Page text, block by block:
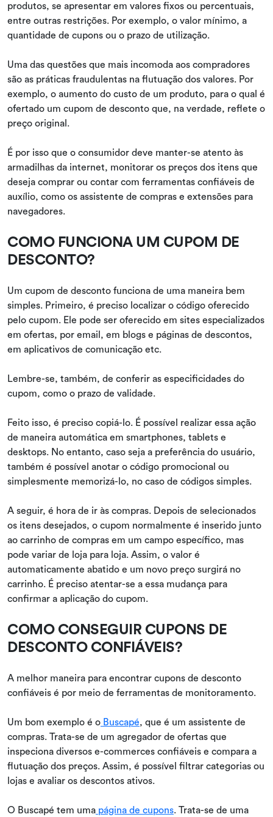
produtos, se apresentar em valores fixos ou percentuais,
entre outras restrições. Por exemplo, o valor mínimo, a
quantidade de cupons ou o prazo de utilização.
Uma das questões que mais incomoda aos compradores
são as práticas fraudulentas na flutuação dos valores. Por
exemplo, o aumento do custo de um produto, para o qual é
ofertado um cupom de desconto que, na verdade, reflete o
preço original.
É por isso que o consumidor deve manter-se atento às
armadilhas da internet, monitorar os preços dos itens que
deseja comprar ou contar com ferramentas confiáveis de
auxílio, como os assistente de compras e extensões para
navegadores.
COMO FUNCIONA UM CUPOM DE
DESCONTO?
Um cupom de desconto funciona de uma maneira bem
simples. Primeiro, é preciso localizar o código oferecido
pelo cupom. Ele pode ser oferecido em sites especializados
em ofertas, por email, em blogs e páginas de descontos,
em aplicativos de comunicação etc.
Lembre-se, também, de conferir as especificidades do
cupom, como o prazo de validade.
Feito isso, é preciso copiá-lo. É possível realizar essa ação
de maneira automática em smartphones, tablets e
desktops. No entanto, caso seja a preferência do usuário,
também é possível anotar o código promocional ou
simplesmente memorizá-lo, no caso de códigos simples.
A seguir, é hora de ir às compras. Depois de selecionados
os itens desejados, o cupom normalmente é inserido junto
ao carrinho de compras em um campo específico, mas
pode variar de loja para loja. Assim, o valor é
automaticamente abatido e um novo preço surgirá no
carrinho. É preciso atentar-se a essa mudança para
confirmar a aplicação do cupom.
COMO CONSEGUIR CUPONS DE
DESCONTO CONFIÁVEIS?
A melhor maneira para encontrar cupons de desconto
confiáveis é por meio de ferramentas de monitoramento.
Um bom exemplo é o Buscapé, que é um assistente de
compras. Trata-se de um agregador de ofertas que
inspeciona diversos e-commerces confiáveis e compara a
flutuação dos preços. Assim, é possível filtrar categorias ou
lojas e avaliar os descontos ativos.
O Buscapé tem uma página de cupons. Trata-se de uma